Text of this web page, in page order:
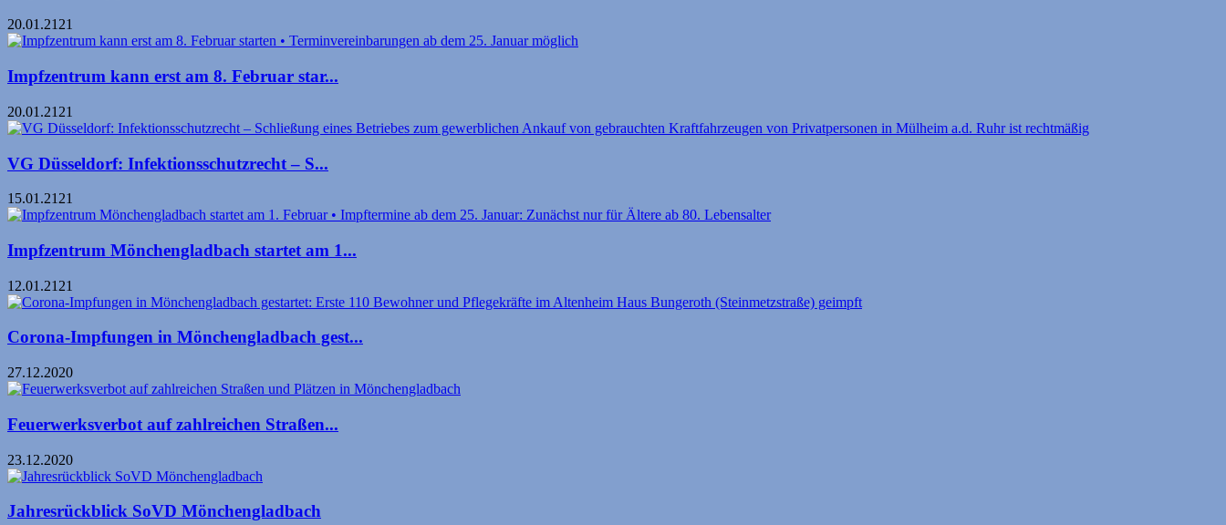
20.01.2121
Impfzentrum kann erst am 8. Februar star...
20.01.2121
VG Düsseldorf: Infektionsschutzrecht – S...
15.01.2121
Impfzentrum Mönchengladbach startet am 1...
12.01.2121
Corona-Impfungen in Mönchengladbach gest...
27.12.2020
Feuerwerksverbot auf zahlreichen Straßen...
23.12.2020
Jahresrückblick SoVD Mönchengladbach